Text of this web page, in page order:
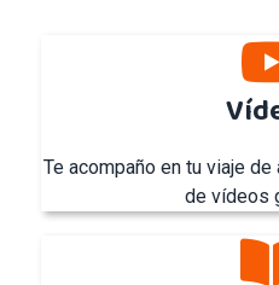
Te acompaño en tu viaje
de vídeos